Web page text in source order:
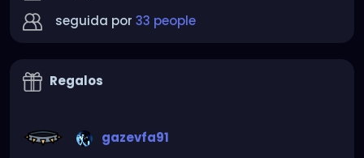
seguida por 33 people
Regalos
gazevfa91